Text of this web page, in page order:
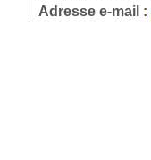
Adresse e-mail :